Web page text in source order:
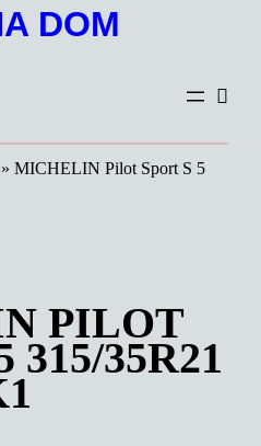
DOM
» MICHELIN Pilot Sport S 5
PILOT
315/35R21